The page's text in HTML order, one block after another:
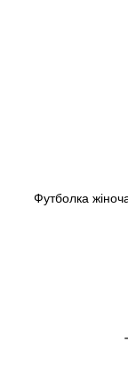
Футболка